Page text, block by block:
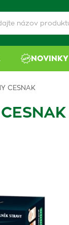
NOVINKY
CESNAK